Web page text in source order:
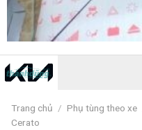
Trang chủ / Phụ tùng theo xe
Cerato